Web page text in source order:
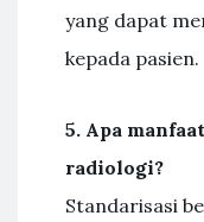
yang dapat
kepada pasien.
5. Apa
radiologi?
Standarisasi